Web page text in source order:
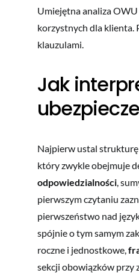
Umiejętna analiza OWU
korzystnych dla klienta.
klauzulami.
Jak
Najpierw ustal
który zwykle obejmuje
odpowiedzialności,
pierwszym czytaniu
pierwszeństwo nad
spójnie o tym samym
roczne i jednostkowe,
sekcji obowiązków przy